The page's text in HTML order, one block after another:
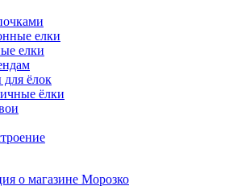
елки
елки
для ёлок
ёлки